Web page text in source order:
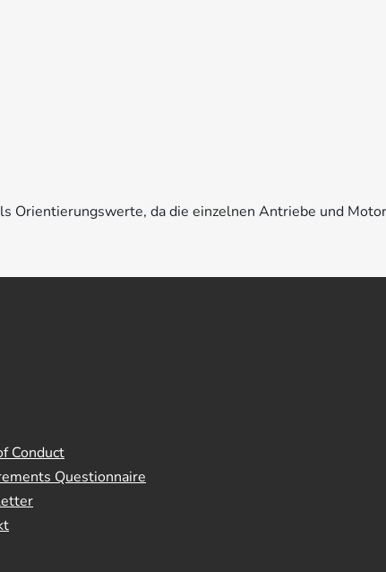
Orientierungswerte, da die einzelnen Antriebe und
Conduct
Questionnaire